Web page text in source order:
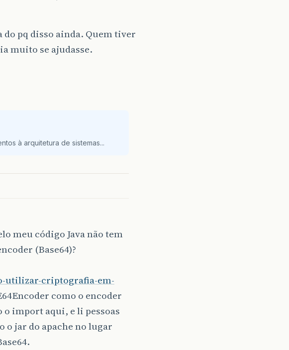
pq disso ainda. Quem tiver
muito se ajudasse.
à arquitetura de sistemas...
meu código Java não tem
(Base64)?
utilizar-criptografia-em-
como o encoder
o import aqui, e li pessoas
o jar do apache no lugar